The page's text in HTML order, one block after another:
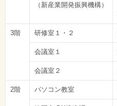
（新産業開発振興機構）
3階 研修室１・２
会議室１
会議室２
2階 パソコン教室